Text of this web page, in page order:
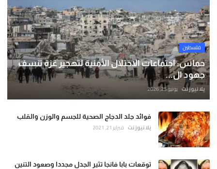
فلسطين
حماس: اجتماعات الاحتلال الأمنية لتهجير غزة تنسف
جهود ال...
يلا نيوز نت يونيو 25, 2026
فوائد جلد الدجاج الصحية للجسم والوزن والقلب
يلا نيوز نت فبراير 21, 2021
توقعات بابا فانجا تثير الجدل مجددا وصعود التنين